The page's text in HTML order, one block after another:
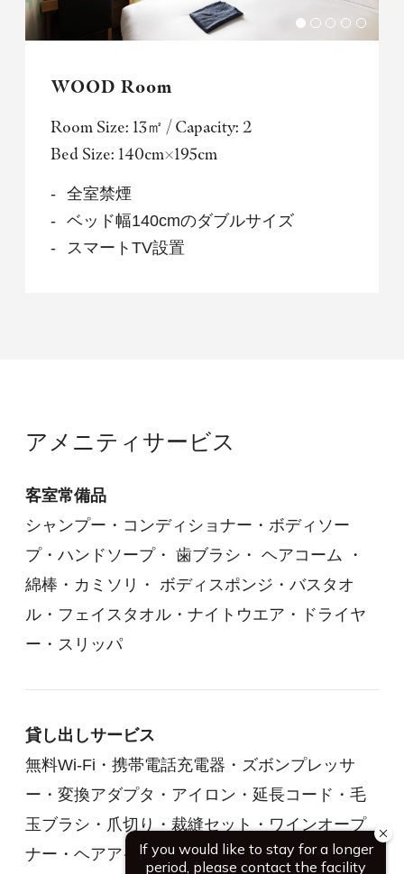
WOOD Room
Room Size: 13㎡ / Capacity: 2
Bed Size: 140cm×195cm
全室禁煙
ベッド幅140cmのダブルサイズ
スマートTV設置
アメニティサービス
客室常備品
シャンプー・コンディショナー・ボディソー
プ・ハンドソープ・ 歯ブラシ・ ヘアコーム ・
綿棒・カミソリ・ ボディスポンジ・バスタオ
ル・フェイスタオル・ナイトウエア・ドライヤ
ー・スリッパ
貸し出しサービス
無料Wi-Fi・携帯電話充電器・ズボンプレッサ
ー・変換アダプタ・アイロン・延長コード・毛
玉ブラシ・爪切り・裁縫セット・ワインオープ
ナー・ヘアアイロン・目覚まし時計（モーニン